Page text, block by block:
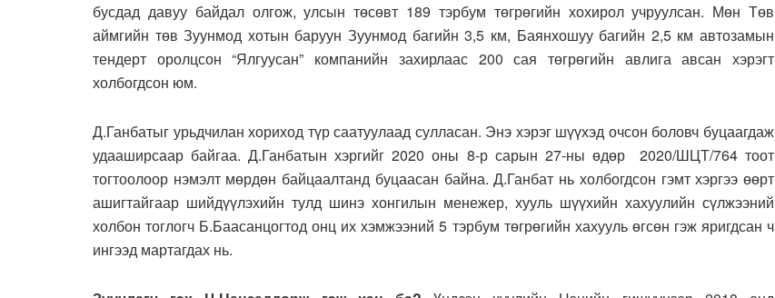
бусдад давуу байдал олгож, улсын төсөвт 189 тэрбум төгрөгийн хохирол учруулсан. Мөн Төв
аймгийн төв Зуунмод хотын баруун Зуунмод багийн 3,5 км, Баянхошуу багийн 2,5 км автозамын
тендерт оролцсон “Ялгуусан” компанийн захирлаас 200 сая төгрөгийн авлига авсан хэрэгт
холбогдсон юм.
Д.Ганбатыг урьдчилан хориход түр саатуулаад сулласан. Энэ хэрэг шүүхэд очсон боловч буцаагдаж
удааширсаар байгаа. Д.Ганбатын хэргийг 2020 оны 8-р сарын 27-ны өдөр 2020/ШЦТ/764 тоот
тогтоолоор нэмэлт мөрдөн байцаалтанд буцаасан байна. Д.Ганбат нь холбогдсон гэмт хэргээ өөрт
ашигтайгаар шийдүүлэхийн тулд шинэ хонгилын менежер, хууль шүүхийн хахуулийн сүлжээний
холбон тоглогч Б.Баасанцогтод онц их хэмжээний 5 тэрбум төгрөгийн хахууль өгсөн гэж яригдсан ч
ингээд мартагдах нь.